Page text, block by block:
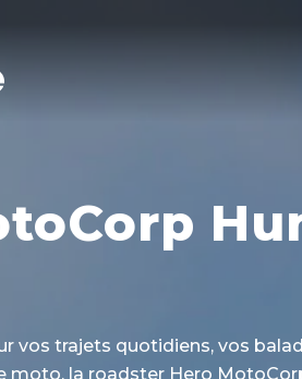
vos trajets quotidiens, vos
moto, la roadster Hero